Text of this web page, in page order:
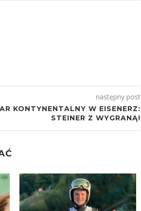
następny post
KONTYNENTALNY W EISENERZ:
STEINER Z WYGRANĄ!